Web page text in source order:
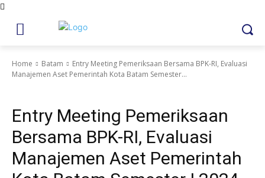
Home Batam
Entry Meeting Pemeriksaan Bersama BPK-RI, Evaluasi
Manajemen Aset Pemerintah Kota Batam Semester...
Entry Meeting Pemeriksaan
Bersama BPK-RI, Evaluasi
Manajemen Aset Pemerintah